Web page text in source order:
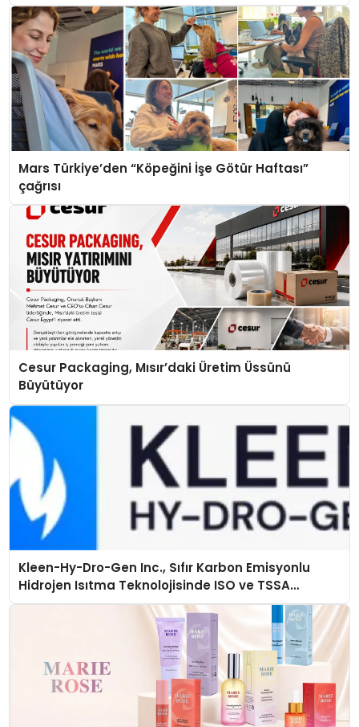
Mars Türkiye’den “Köpeğini İşe Götür Haftası”
çağrısı
Cesur Packaging, Mısır’daki Üretim Üssünü
Büyütüyor
Kleen-Hy-Dro-Gen Inc., Sıfır Karbon Emisyonlu
Hidrojen Isıtma Teknolojisinde ISO ve TSSA
Düzenleyici Onaylarını Aldı